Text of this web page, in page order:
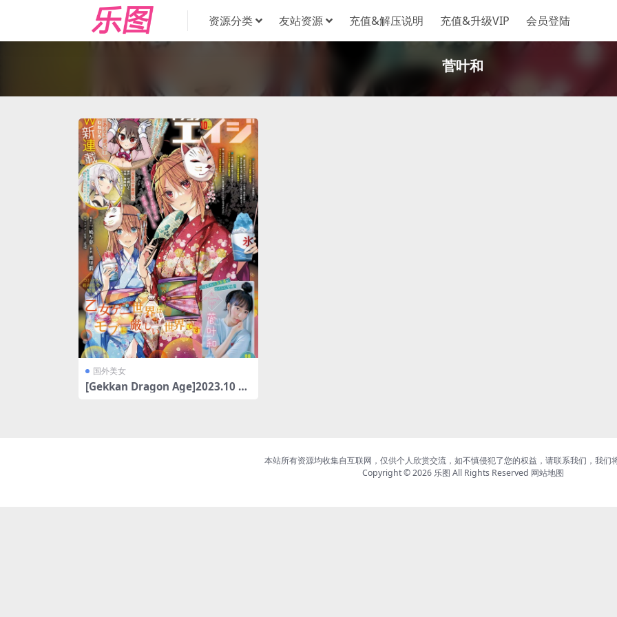
资源分类 友站资源 充值&解压说明 充值&升级VIP 会员登陆
菅叶和
国外美女
[Gekkan Dragon Age]2023.10 菅
本站所有资源均收集自互联网，仅供个人欣赏交流，如不慎侵犯了您的权益，请联系我们，我们
Copyright © 2026 乐图 All Rights Reserved 网站地图